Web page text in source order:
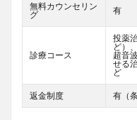
無料カウンセリン
グ
有
診療コース
投薬
ど）
超音
せる
ど
返金制度 有（